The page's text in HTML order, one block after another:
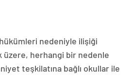
nedeniyle ilişiği
üzere, herhangi bir nedenle
teşkilatına bağlı okullar ile